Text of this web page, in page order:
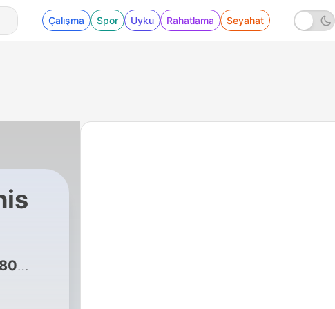
Çalışma Spor Uyku Rahatlama Seyahat